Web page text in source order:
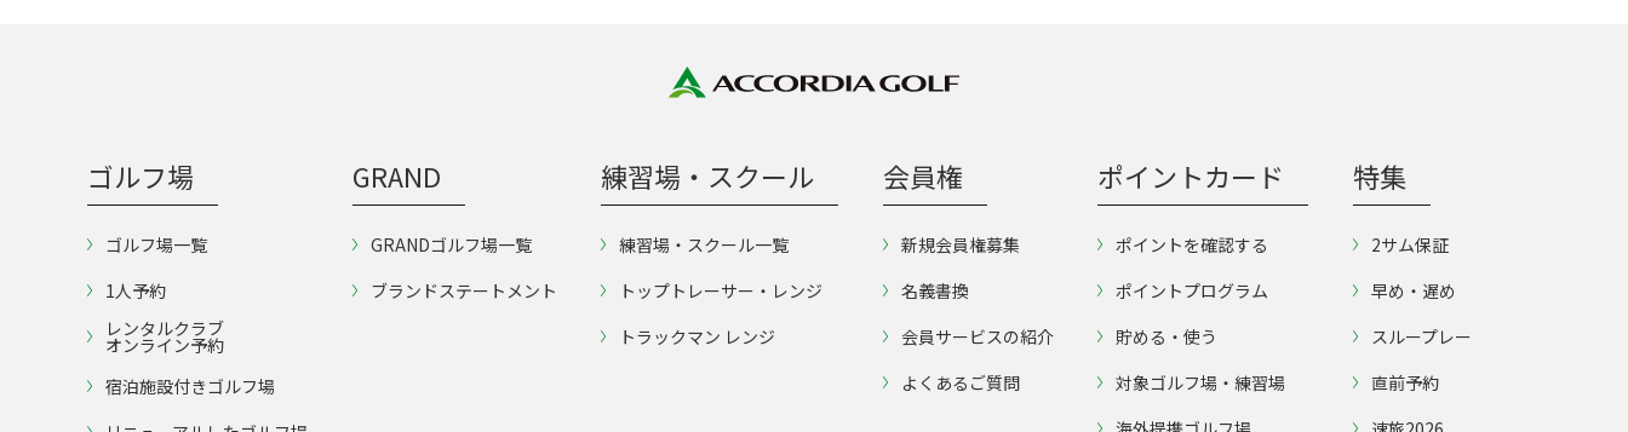
ゴルフ場
ゴルフ場一覧
1人予約
レンタルクラブ
オンライン予約
宿泊施設付きゴルフ場
GRAND
GRANDゴルフ場一覧
ブランドステートメント
練習場・スクール
練習場・スクール一覧
トップトレーサー・レンジ
トラックマン レンジ
会員権
新規会員権募集
名義書換
会員サービスの紹介
よくあるご質問
ポイントカード
ポイントを確認する
ポイントプログラム
貯める・使う
対象ゴルフ場・練習場
特集
2サム保証
早め・遅め
スループレー
直前予約